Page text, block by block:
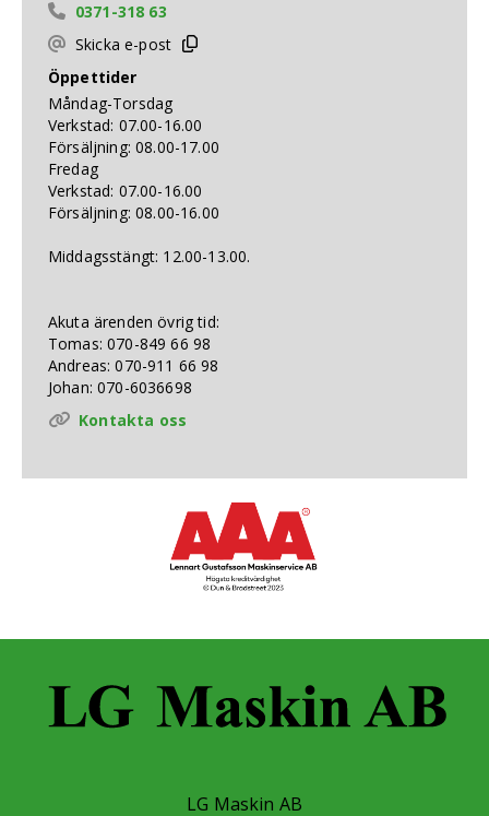
0371-318 63
Skicka e-post
Öppettider
Måndag-Torsdag
Verkstad: 07.00-16.00
Försäljning: 08.00-17.00
Fredag
Verkstad: 07.00-16.00
Försäljning: 08.00-16.00
Middagsstängt: 12.00-13.00.
Akuta ärenden övrig tid:
Tomas: 070-849 66 98
Andreas: 070-911 66 98
Johan: 070-6036698
Kontakta oss
LG Maskin AB